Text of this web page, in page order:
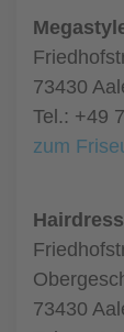
73430
Tel.: +49
zum
73430